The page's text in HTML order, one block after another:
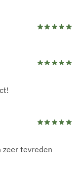
zeer tevreden